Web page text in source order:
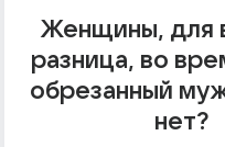
Женщины, для
разница, во
обрезанный
нет?